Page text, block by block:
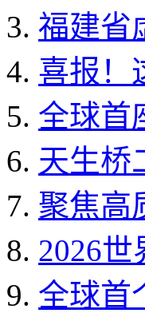
福建省
喜报！
全球首
天生桥
聚焦高
2026
全球首